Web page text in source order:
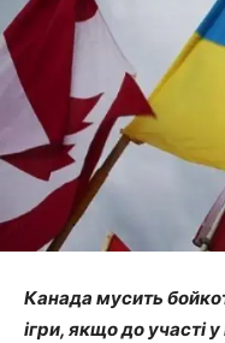
Канада мусить
ігри, якщо до участі